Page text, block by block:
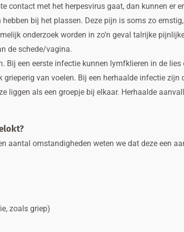
contact met het herpesvirus gaat, dan kunnen er
bij het plassen. Deze pijn is soms zo
onderzoek worden in zo’n geval talrijke
de schede/vagina.
Bij een eerste infectie kunnen lymfklieren in de lies
van voelen. Bij een herhaalde infectie zijn
liggen als een groepje bij elkaar. Herhaalde
aantal omstandigheden weten we dat deze een
zoals griep)